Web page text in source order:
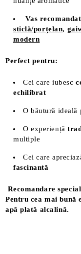
Vas
sticlă/porțelan,
modern
Perfect pentru:
Cei care iubesc
echilibrat
O băutură
O experiență
multiple
Cei care
fascinantă
Recomandare
Pentru cea mai bună
apă plată alcalină.